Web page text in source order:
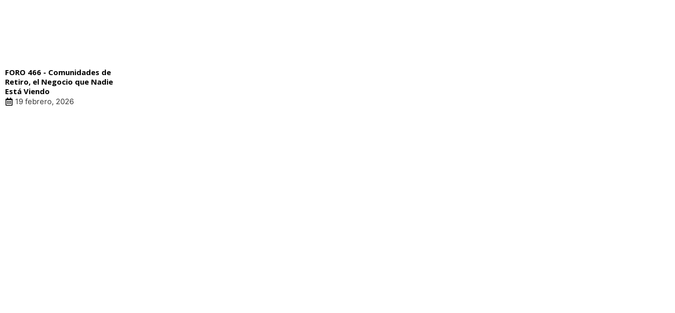
FORO 466 - Comunidades de
Retiro, el Negocio que Nadie
Está Viendo
19 febrero, 2026